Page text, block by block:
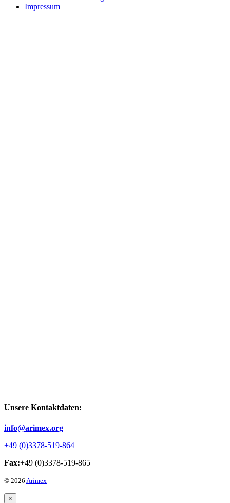
Impressum
Unsere Kontaktdaten:
info@arimex.org
+49 (0)3378-519-864
Fax:+49 (0)3378-519-865
© 2026 Arimex
×